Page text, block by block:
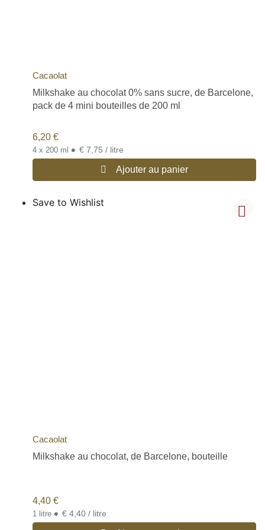
Cacaolat
Milkshake au chocolat 0% sans sucre, de Barcelone,
pack de 4 mini bouteilles de 200 ml
6,20 €
4 x 200 ml • € 7,75 / litre
Ajouter au panier
Save to Wishlist
Cacaolat
Milkshake au chocolat, de Barcelone, bouteille
4,40 €
1 litre • € 4,40 / litre